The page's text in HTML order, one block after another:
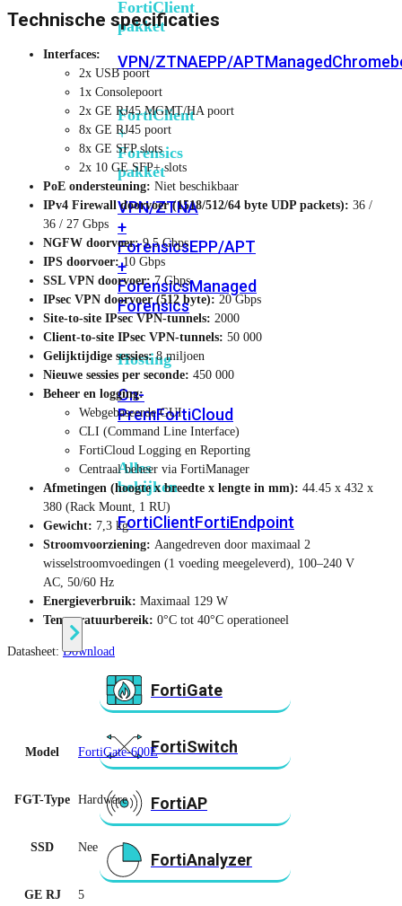
FortiClient
pakket
VPN/ZTNAEPP/APTManaged
FortiClient
+
Forensics
pakket
VPN/ZTNA
+
ForensicsEPP/APT
+
ForensicsManaged
Forensics
Hosting
On-
PremFortiCloud
Alles
bekijken
FortiClientFortiEndpoint
Security
Producten
FortiGate
FortiSwitch
FortiAP
FortiAnalyzer
Technische specificaties
Interfaces:
2x USB poort
1x Consolepoort
2x GE RJ45 MGMT/HA poort
8x GE RJ45 poort
8x GE SFP slots
2x 10 GE SFP+ slots
PoE ondersteuning: Niet beschikbaar
IPv4 Firewall doorvoer (1518/512/64 byte UDP packets): 36 /
36 / 27 Gbps
NGFW doorvoer:9,5 Gbps
IPS doorvoer: 10 Gbps
SSL VPN doorvoer:7 Gbps
IPsec VPN doorvoer (512 byte): 20 Gbps
Site-to-site IPsec VPN-tunnels: 2000
Client-to-site IPsec VPN-tunnels: 50 000
Gelijktijdige sessies:8 miljoen
Nieuwe sessies per seconde: 450 000
Beheer en logging:
Webgebaseerde GUI
CLI (Command Line Interface)
FortiCloud Logging en Reporting
Centraal beheer via FortiManager
Afmetingen (hoogte x breedte x lengte in mm): 44.45 x 432 x
380 (Rack Mount, 1 RU)
Gewicht: 7,3 kg
Stroomvoorziening: Aangedreven door maximaal 2
wisselstroomvoedingen (1 voeding meegeleverd), 100–240 V
AC, 50/60 Hz
Energieverbruik: Maximaal 129 W
Temperatuurbereik: 0°C tot 40°C operationeel
Datasheet:Download
Model FortiGate-600E
FGT-Type Hardware
SSD Nee
GE RJ 5